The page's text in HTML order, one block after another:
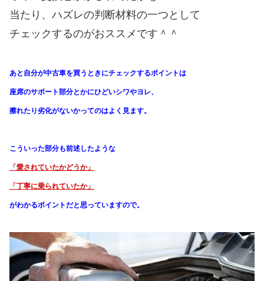
当たり、ハズレの判断材料の一つとして
チェックするのがおススメです＾＾
あと自分が中古車を買うときにチェックするポイントは
座席のサポート部分とかにひどいシワやヨレ、
擦れたり劣化がないかってのはよく見ます。
こういった部分も前述したような
「愛されていたかどうか」
「丁寧に乗られていたか」
がわかるポイントだと思っていますので。